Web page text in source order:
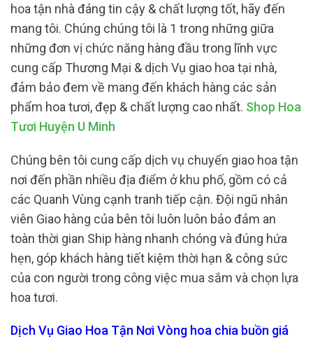
hoa tận nhà đáng tin cậy & chất lượng tốt, hãy đến
mang tôi. Chúng chúng tôi là 1 trong những giữa
những đơn vị chức năng hàng đầu trong lĩnh vực
cung cấp Thương Mại & dịch Vụ giao hoa tại nhà,
đảm bảo đem về mang đến khách hàng các sản
phẩm hoa tươi, đẹp & chất lượng cao nhất. Shop Hoa
Tươi Huyện U Minh
Chúng bên tôi cung cấp dịch vụ chuyển giao hoa tận
nơi đến phần nhiều địa điểm ở khu phố, gồm có cả
các Quanh Vùng cạnh tranh tiếp cận. Đội ngũ nhân
viên Giao hàng của bên tôi luôn luôn bảo đảm an
toàn thời gian Ship hàng nhanh chóng và đúng hứa
hẹn, góp khách hàng tiết kiệm thời hạn & công sức
của con người trong công việc mua sắm và chọn lựa
hoa tươi.
Dịch Vụ Giao Hoa Tận Nơi Vòng hoa chia buồn giá